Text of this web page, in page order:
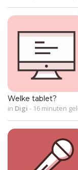
Welke tablet?
in Digi - 16 minuten